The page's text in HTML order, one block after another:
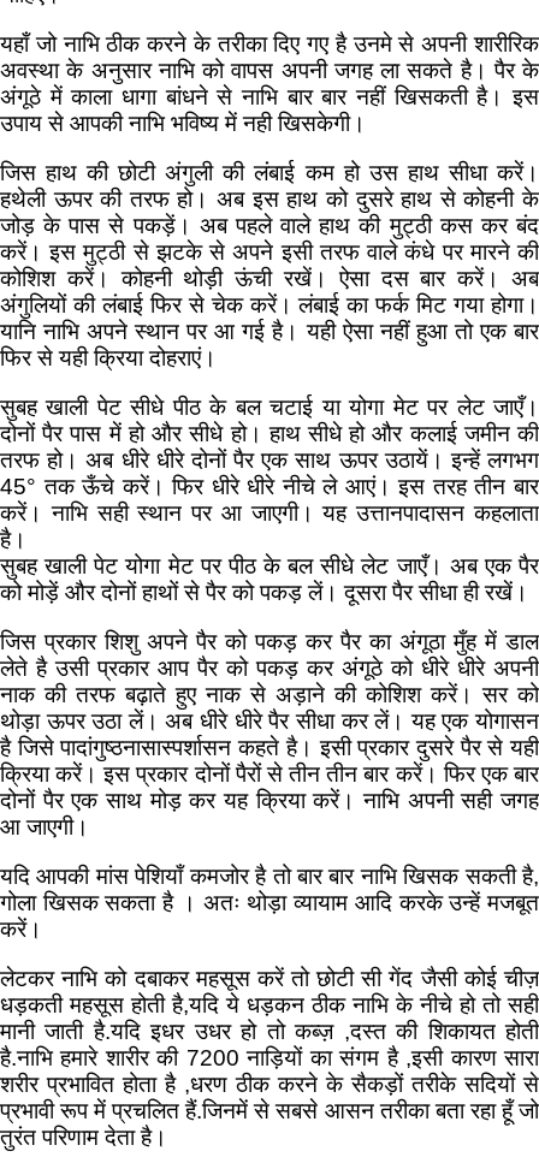
यहाँ जो नाभि ठीक करने के तरीका दिए गए है उनमे से अपनी शारीरिक
अवस्था के अनुसार नाभि को वापस अपनी जगह ला सकते है। पैर के
अंगूठे में काला धागा बांधने से नाभि बार बार नहीं खिसकती है। इस
उपाय से आपकी नाभि भविष्य में नही खिसकेगी।
जिस हाथ की छोटी अंगुली की लंबाई कम हो उस हाथ सीधा करें।
हथेली ऊपर की तरफ हो। अब इस हाथ को दुसरे हाथ से कोहनी के
जोड़ के पास से पकड़ें। अब पहले वाले हाथ की मुट्ठी कस कर बंद
करें। इस मुट्ठी से झटके से अपने इसी तरफ वाले कंधे पर मारने की
कोशिश करें। कोहनी थोड़ी ऊंची रखें। ऐसा दस बार करें। अब
अंगुलियों की लंबाई फिर से चेक करें। लंबाई का फर्क मिट गया होगा।
यानि नाभि अपने स्थान पर आ गई है। यही ऐसा नहीं हुआ तो एक बार
फिर से यही क्रिया दोहराएं।
सुबह खाली पेट सीधे पीठ के बल चटाई या योगा मेट पर लेट जाएँ।
दोनों पैर पास में हो और सीधे हो। हाथ सीधे हो और कलाई जमीन की
तरफ हो। अब धीरे धीरे दोनों पैर एक साथ ऊपर उठायें। इन्हें लगभग
45° तक ऊँचे करें। फिर धीरे धीरे नीचे ले आएं। इस तरह तीन बार
करें। नाभि सही स्थान पर आ जाएगी। यह उत्तानपादासन कहलाता
है।
सुबह खाली पेट योगा मेट पर पीठ के बल सीधे लेट जाएँ। अब एक पैर
को मोड़ें और दोनों हाथों से पैर को पकड़ लें। दूसरा पैर सीधा ही रखें।
जिस प्रकार शिशु अपने पैर को पकड़ कर पैर का अंगूठा मुँह में डाल
लेते है उसी प्रकार आप पैर को पकड़ कर अंगूठे को धीरे धीरे अपनी
नाक की तरफ बढ़ाते हुए नाक से अड़ाने की कोशिश करें। सर को
थोड़ा ऊपर उठा लें। अब धीरे धीरे पैर सीधा कर लें। यह एक योगासन
है जिसे पादांगुष्ठनासास्पर्शासन कहते है। इसी प्रकार दुसरे पैर से यही
क्रिया करें। इस प्रकार दोनों पैरों से तीन तीन बार करें। फिर एक बार
दोनों पैर एक साथ मोड़ कर यह क्रिया करें। नाभि अपनी सही जगह
आ जाएगी।
यदि आपकी मांस पेशियाँ कमजोर है तो बार बार नाभि खिसक सकती है,
गोला खिसक सकता है । अतः थोड़ा व्यायाम आदि करके उन्हें मजबूत
करें।
लेटकर नाभि को दबाकर महसूस करें तो छोटी सी गेंद जैसी कोई चीज़
धड़कती महसूस होती है,यदि ये धड़कन ठीक नाभि के नीचे हो तो सही
मानी जाती है.यदि इधर उधर हो तो कब्ज़ ,दस्त की शिकायत होती
है.नाभि हमारे शारीर की 7200 नाड़ियों का संगम है ,इसी कारण सारा
शरीर प्रभावित होता है ,धरण ठीक करने के सैकड़ों तरीके सदियों से
प्रभावी रूप में प्रचलित हैं.जिनमें से सबसे आसन तरीका बता रहा हूँ जो
तुरंत परिणाम देता है।